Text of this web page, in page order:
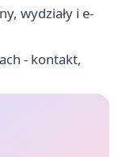
wydziały i e-
- kontakt,